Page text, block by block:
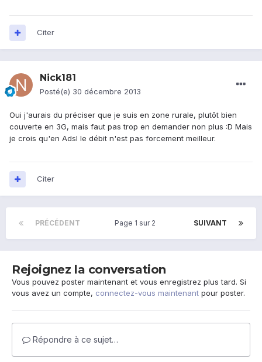
Citer
Nick181
Posté(e) 30 décembre 2013
Oui j'aurais du préciser que je suis en zone rurale, plutôt bien
couverte en 3G, mais faut pas trop en demander non plus :D Mais
je crois qu'en Adsl le débit n'est pas forcement meilleur.
Citer
PRÉCÉDENT SUIVANT
Page 1 sur 2
Rejoignez la conversation
Vous pouvez poster maintenant et vous enregistrez plus tard. Si
vous avez un compte, connectez-vous maintenant pour poster.
Répondre à ce sujet…